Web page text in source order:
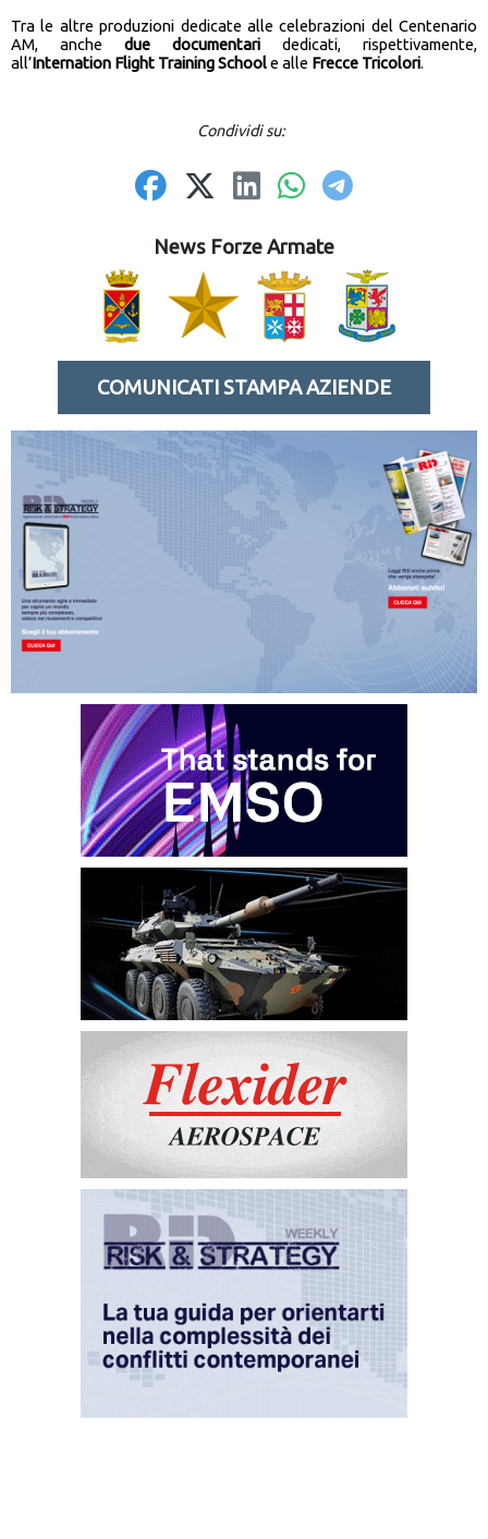
Tra le altre produzioni dedicate alle celebrazioni del Centenario
AM, anche due documentari dedicati, rispettivamente,
all’Internation Flight Training Schoole alle Frecce Tricolori.
Condividi su:
News Forze Armate
COMUNICATI STAMPA AZIENDE